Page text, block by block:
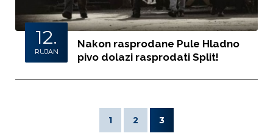
12.
RUJAN
Nakon rasprodane Pule Hladno
pivo dolazi rasprodati Split!
1 2 3